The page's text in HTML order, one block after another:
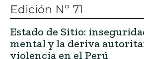
Edición Nº 71
Estado de Sitio:
mental y la deriva
violencia en el Perú